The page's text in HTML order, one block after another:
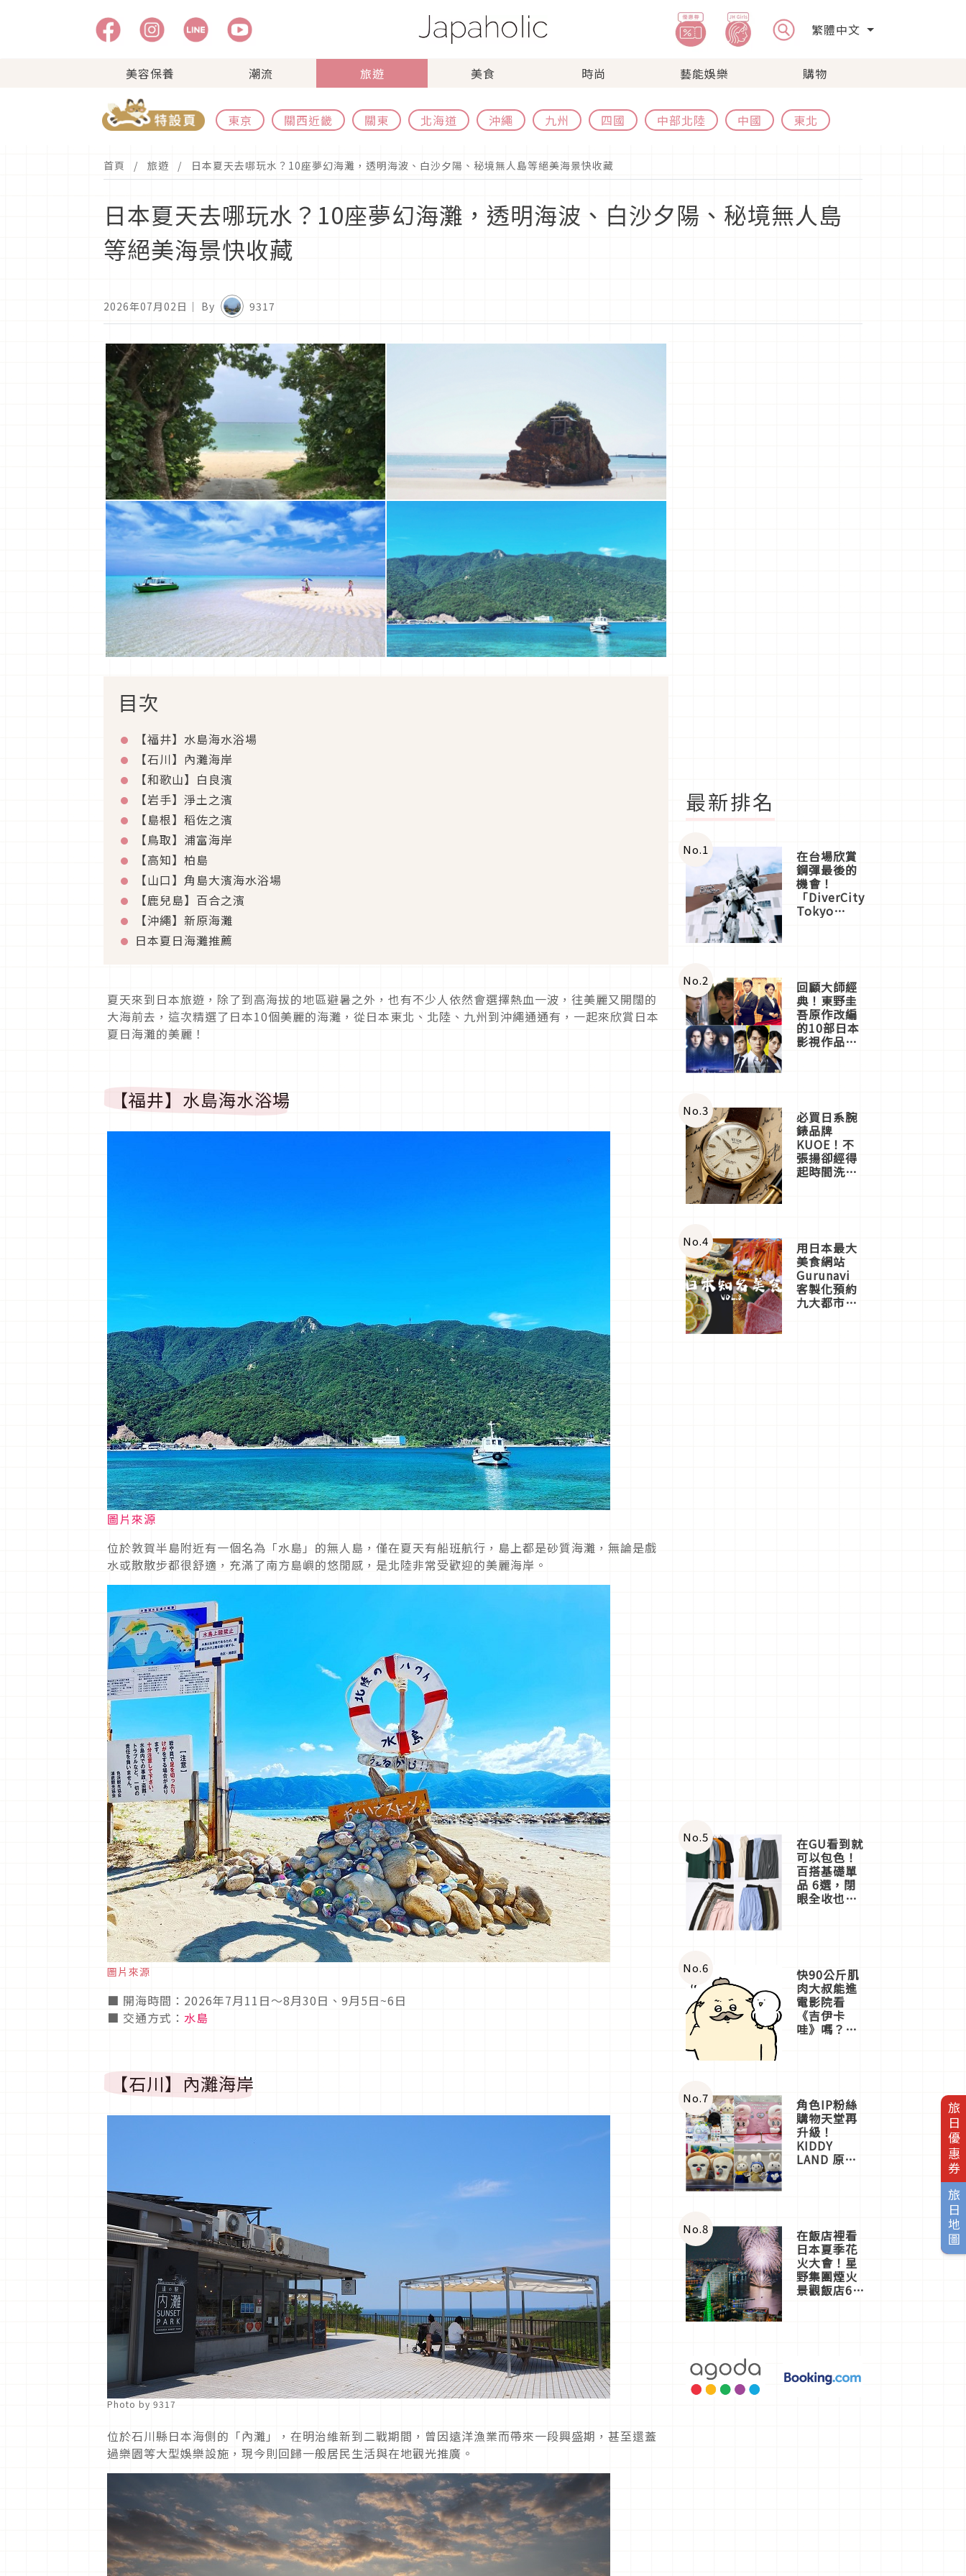
繁體中文
美容保養 潮流 旅遊 美食 時尚 藝能娛樂 購物
東京 關西近畿 關東 北海道 沖繩 九州 四國 中部北陸 中國 東北
旅日優惠券
旅日地圖
首頁 旅遊 日本夏天去哪玩水？10座夢幻海灘，透明海波、白沙夕陽、秘境無人島等絕美海景快收藏
日本夏天去哪玩水？10座夢幻海灘，透明海波、白沙夕陽、秘境無人島
等絕美海景快收藏
2026年07月02日 ｜ By 9317
目次
【福井】水島海水浴場
【石川】內灘海岸
【和歌山】白良濱
【岩手】淨土之濱
【島根】稻佐之濱
【鳥取】浦富海岸
【高知】柏島
【山口】角島大濱海水浴場
【鹿兒島】百合之濱
【沖繩】新原海灘
日本夏日海灘推薦
夏天來到日本旅遊，除了到高海拔的地區避暑之外，也有不少人依然會選擇熱血一波，往美麗又開闊的
大海前去，這次精選了日本10個美麗的海灘，從日本東北、北陸、九州到沖繩通通有，一起來欣賞日本
夏日海灘的美麗！
【福井】水島海水浴場
圖片來源
位於敦賀半島附近有一個名為「水島」的無人島，僅在夏天有船班航行，島上都是砂質海灘，無論是戲
水或散散步都很舒適，充滿了南方島嶼的悠閒感，是北陸非常受歡迎的美麗海岸。
圖片來源
■ 開海時間：2026年7月11日～8月30日、9月5日~6日
■ 交通方式： 水島
【石川】內灘海岸
Photo by 9317
位於石川縣日本海側的「內灘」，在明治維新到二戰期間，曾因遠洋漁業而帶來一段興盛期，甚至還蓋
過樂園等大型娛樂設施，現今則回歸一般居民生活與在地觀光推廣。
最新排名
No.1 在台場欣賞
鋼彈最後的
機會！
「DiverCity
Tokyo
體驗
No.2 回顧大師經
典！東野圭
吾原作改編
的10部日本
影視作品推
No.3 必買日系腕
錶品牌
KUOE！不
張揚卻經得
起時間洗鍊
No.4 用日本最大
美食網站
Gurunavi
客製化預約
九大都市餐
No.5 在GU看到就
可以包色！
百搭基礎單
品 6選，閉
眼全收也不
No.6 快90公斤肌
肉大叔能進
電影院看
《吉伊卡
哇》嗎？日
一同給出了
答案
No.7 角色IP粉絲
購物天堂再
升級！
KIDDY
LAND 原宿
店3分即達
No.8 在飯店裡看
日本夏季花
火大會！星
野集團煙火
景觀飯店6